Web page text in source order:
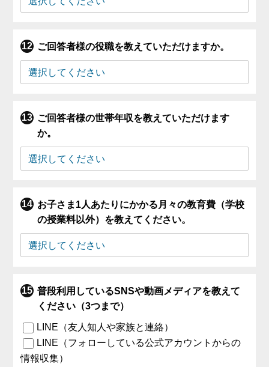
ご回答者様の役職を教えていただけますか。
ご回答者様の世帯年収を教えていただけます
か。
お子さま1人あたりにかかる月々の教育費（学校
の授業料以外）を教えてください。
普段利用しているSNSや動画メディアを教えて
ください（3つまで）
LINE（友人知人や家族と連絡）
LINE（フォローしている公式アカウントからの
情報収集）